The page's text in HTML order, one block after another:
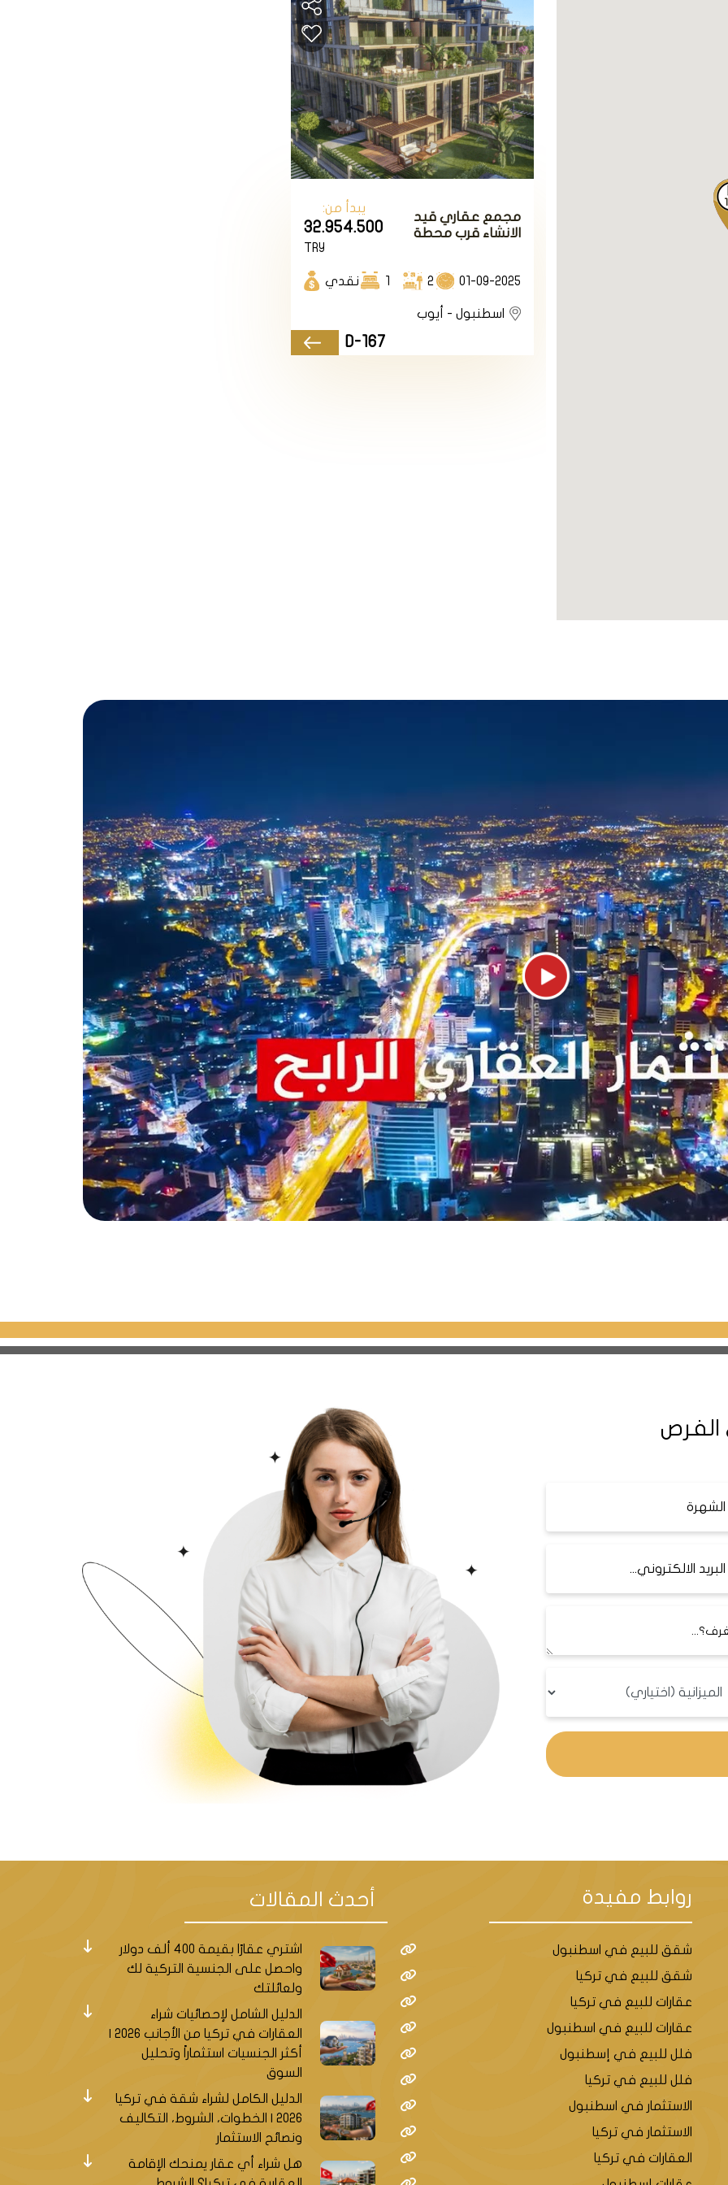
شهر أغسطس، ويضم العديد من الفنانين والمبدعين والمثقفين من مختلف الجنسيات والثقافات، ويقدم العديد من
العديد من الألعاب والمسابقات الرياضية، مثل كرة القدم والسلة والطائرة واليد والتنس والجمباز والمصارعة
والسباحة والدراجات والجري والمشي والتسلق والتزلج والتزحلق والتجديف والقفز بالمظلة والطيران بالبالون والمظلة
ويضم العديد من الأنشطة والبرامج السياحية، مثل الجولات والرحلات والزيارات والمعارفة والتعارف والتبادل
والجمعيات والمنظمات المحلية والدولية المهتمة بالسياحة والتنمية والتربية والتعليم والصحة والبيئة
تقام في منطقة أيوب، والتي تعكس الحياة الثرية والمتنوعة والمتجددة في هذه
بأجواء هذه المهرجانات، فلا تفوت فرصة زيارة منطقة أيوب في اسطنبول،
أهم المشاريع في منطقة أيوب
حيث يبعد:
المعالم السياحية والمولات في منطقة أيوب
قيمة تاريخية ودينية عالية، فهي تضم ضريح الصحابي الجليل أبي أيوب
للمدينة، ودفن في هذا المكان الذي أصبح مزارا للمسلمين من كل أنحاء
الذي يعد أول مسجد بني في اسطنبول بعد الفتح، وهو مسجد عظيم وجميل،
النقوش والزخارف الإسلامية.
أيوب متحف السلاح، الذي يعرض مجموعة من الأسلحة والدروع والزينة
العثمانية، ويقع في قصر إمبراطوري تاريخي.
الفن التركي الإسلامي، الذي يضم مجموعة رائعة من الفنون والحرف
والخزف والنحت والمجوهرات، ويقع في مبنى تاريخي كان مدرسة إسلامية.
مجمع عقاري قيد
الانشاء قرب محطة
أيوب.
يبدأ من:
32.954.500
TRY
01-09-2025
2
1 نقدي
اسطنبول - أيوب
D-167
الفرص
روابط مفيدة
شقق للبيع في اسطنبول
شقق للبيع في تركيا
عقارات للبيع في تركيا
عقارات للبيع في اسطنبول
فلل للبيع في إسطنبول
فلل للبيع في تركيا
الاستثمار في اسطنبول
الاستثمار في تركيا
العقارات في تركيا
أحدث المقالات
اشتري عقارًا بقيمة 400 ألف دولار
واحصل على الجنسية التركية لك
ولعائلتك
الدليل الشامل لإحصائيات شراء
العقارات في تركيا من الأجانب 2026 |
أكثر الجنسيات استثماراً وتحليل
السوق
الدليل الكامل لشراء شقة في تركيا
2026 | الخطوات، الشروط، التكاليف
ونصائح الاستثمار
هل شراء أي عقار يمنحك الإقامة